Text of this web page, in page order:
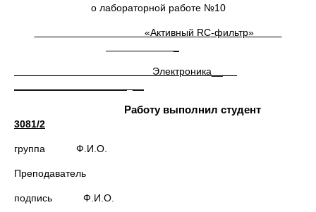
о лабораторной работе №10
«Активный RC-фильтр»
Электроника
Работу выполнил студент
3081/2
группа Ф.И.О.
Преподаватель
подпись Ф.И.О.